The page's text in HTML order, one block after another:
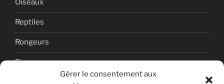
Gérer le consentement aux
Oiseaux
Reptiles
Rongeurs
Singes